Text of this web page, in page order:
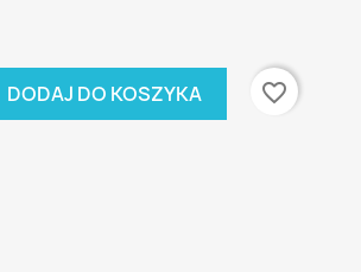
DODAJ DO KOSZYKA
favorite_border